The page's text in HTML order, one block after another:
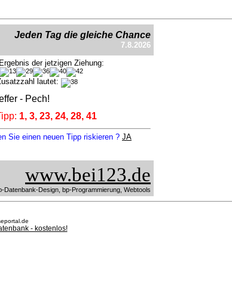
Jeden Tag die gleiche Chance
7.8.2026
der jetzigen Ziehung:
lautet:
- Pech!
1, 3, 23, 24, 28, 41
Sie einen neuen Tipp riskieren ? JA
www.bei123.de
Datenbank-Design, bp-Programmierung, Webtools
- kostenlos!